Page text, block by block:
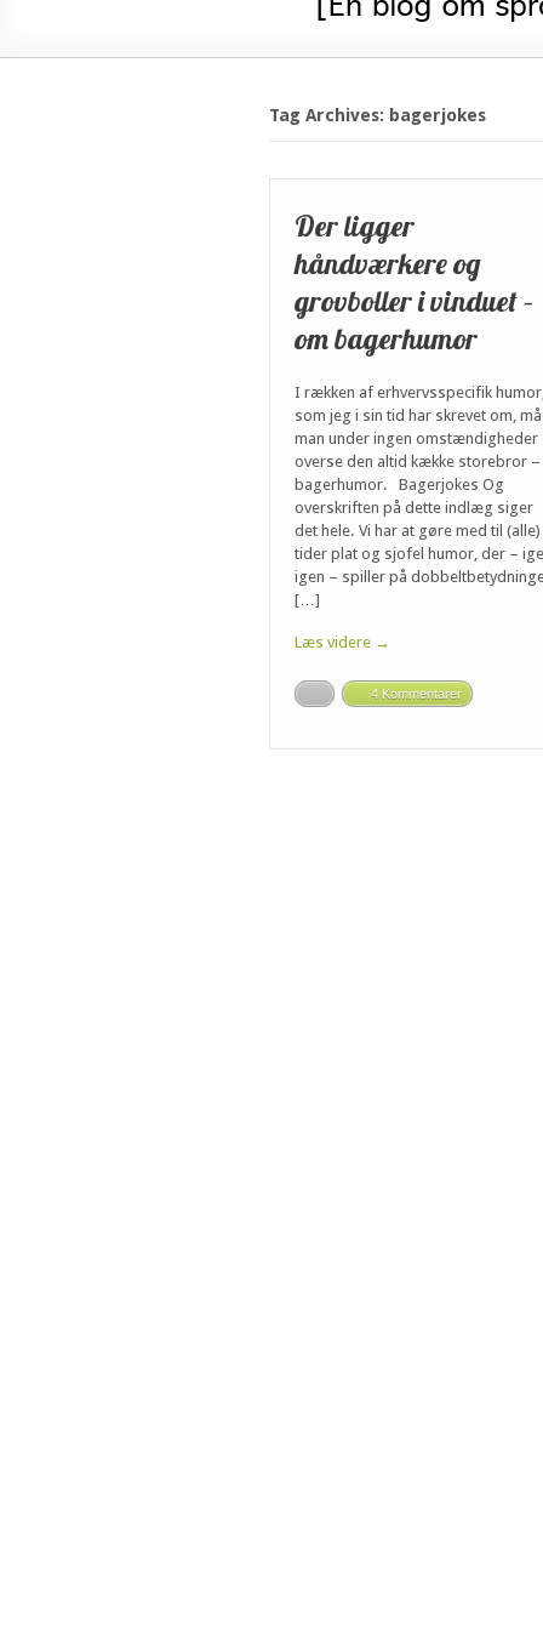
Tag Archives: bagerjokes
Der ligger
håndværkere og
grovboller i vinduet –
om bagerhumor
I rækken af erhvervsspecifik humor,
som jeg i sin tid har skrevet om, må
man under ingen omstændigheder
overse den altid kække storebror –
bagerhumor. Bagerjokes Og
overskriften på dette indlæg siger
det hele. Vi har at gøre med til (alle)
tider plat og sjofel humor, der –
igen – spiller på
[…]
Læs videre →
4 Kommentarer